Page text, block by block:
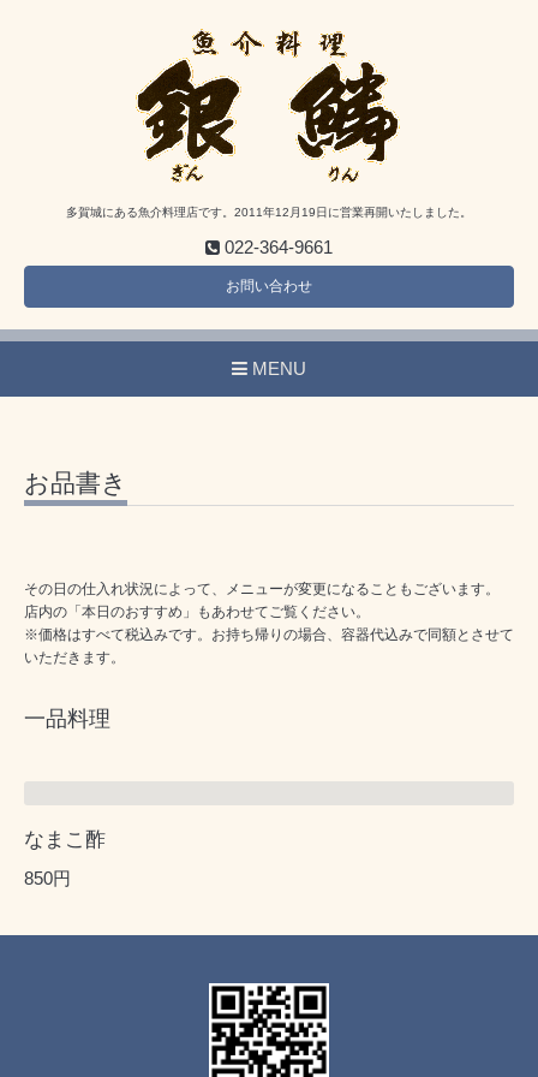
多賀城にある魚介料理店です。2011年12月19日に営業再開いたしました。
022-364-9661
お問い合わせ
MENU
お品書き
その日の仕入れ状況によって、メニューが変更になることもございます。
店内の「本日のおすすめ」もあわせてご覧ください。
※価格はすべて税込みです。お持ち帰りの場合、容器代込みで同額とさせて
いただきます。
一品料理
なまこ酢
850円